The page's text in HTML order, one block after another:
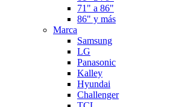
71" a 86"
86" y más
Marca
Samsung
LG
Panasonic
Kalley
Hyundai
Challenger